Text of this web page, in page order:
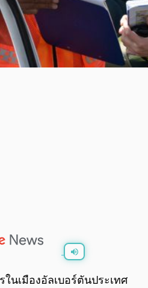
0:00
นเมืองอัลเบอร์ตันประเทศ